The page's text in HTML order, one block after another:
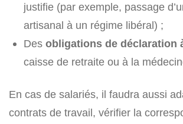
justifie (par exemple, passage
artisanal à un régime libéral) ;
Des obligations de déclaration
caisse de retraite ou à la
En cas de salariés, il faudra aussi
contrats de travail, vérifier la